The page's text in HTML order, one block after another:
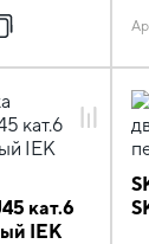
кат.6
IEK